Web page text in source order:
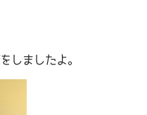
しましたよ。